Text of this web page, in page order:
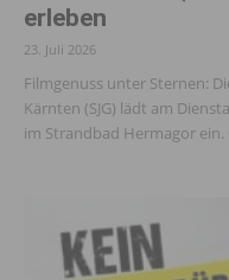
erleben
23. Juli 2026
Filmgenuss unter Sternen:
Kärnten (SJG) lädt am
im Strandbad Hermagor ein.